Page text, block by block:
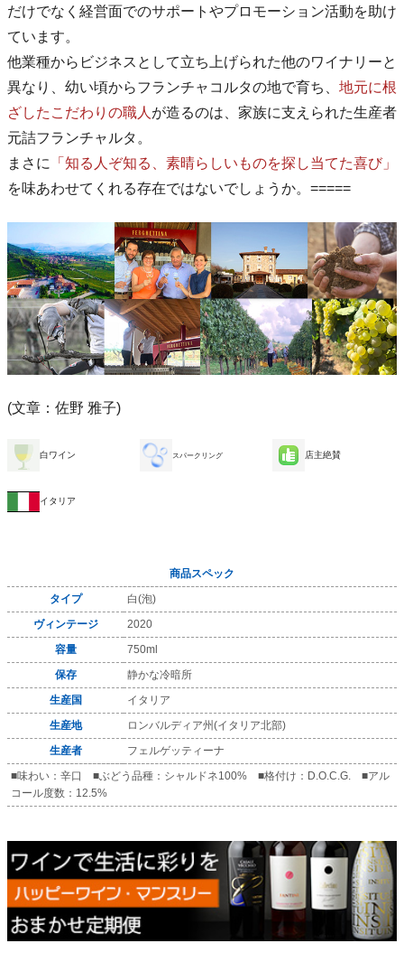
だけでなく経営面でのサポートやプロモーション活動を助け
ています。
他業種からビジネスとして立ち上げられた他のワイナリーと
異なり、幼い頃からフランチャコルタの地で育ち、 地元に根
ざしたこだわりの職人 が造るのは、家族に支えられた生産者
元詰フランチャルタ。
まさに
「知る人ぞ知る、素晴らしいものを探し当てた喜び」
を味あわせてくれる存在ではないでしょうか。=====
(文章：佐野 雅子)
白ワイン スパークリング 店主絶賛
イタリア
商品スペック
タイプ
白(泡)
ヴィンテージ
2020
容量
750ml
保存
静かな冷暗所
生産国
イタリア
生産地
ロンバルディア州(イタリア北部)
生産者
フェルゲッティーナ
■味わい：辛口 ■ぶどう品種：シャルドネ100% ■格付け：D.O.C.G. ■アル
コール度数：12.5%